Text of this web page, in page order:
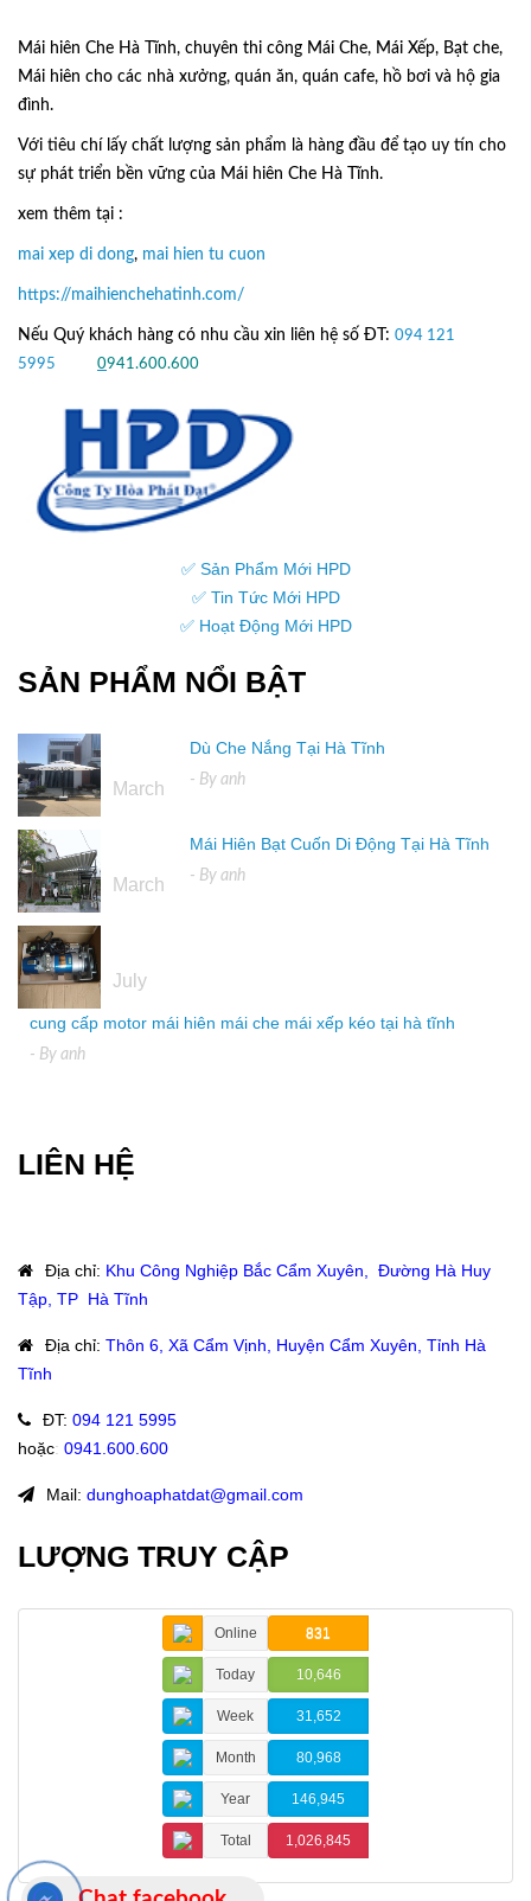
Mái hiên Che Hà Tĩnh, chuyên thi công Mái Che, Mái Xếp, Bạt che,
Mái hiên cho các nhà xưởng, quán ăn, quán cafe, hồ bơi và hộ gia
đình.
Với tiêu chí lấy chất lượng sản phẩm là hàng đầu để tạo uy tín cho
sự phát triển bền vững của Mái hiên Che Hà Tĩnh.
xem thêm tại :
mai xep di dong, mai hien tu cuon
https://maihienchehatinh.com/
Nếu Quý khách hàng có nhu cầu xin liên hệ số ĐT: 094 121
5995
0941.600.600
✅ Sản Phẩm Mới HPD
✅ Tin Tức Mới HPD
✅ Hoạt Động Mới HPD
SẢN PHẨM NỔI BẬT
March
Dù Che Nắng Tại Hà Tĩnh
- By anh
March
Mái Hiên Bạt Cuốn Di Động Tại Hà Tĩnh
- By anh
July
cung cấp motor mái hiên mái che mái xếp kéo tại hà tĩnh
- By anh
LIÊN HỆ
Địa chỉ: Khu Công Nghiệp Bắc Cẩm Xuyên, Đường Hà Huy
Tập, TP Hà Tĩnh
Địa chỉ: Thôn 6, Xã Cẩm Vịnh, Huyện Cẩm Xuyên, Tỉnh Hà
Tĩnh
ĐT: 094 121 5995
hoặc: 0941.600.600
Mail: dunghoaphatdat@gmail.com
LƯỢNG TRUY CẬP
Online 831
Today 10,646
Week 31,652
Month 80,968
Year 146,945
Total 1,026,845